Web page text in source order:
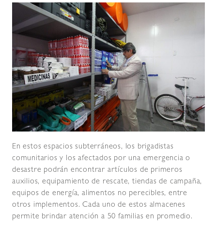
En estos espacios subterráneos, los brigadistas
comunitarios y los afectados por una emergencia o
desastre podrán encontrar artículos de primeros
auxilios, equipamiento de rescate, tiendas de campaña,
equipos de energía, alimentos no perecibles, entre
otros implementos. Cada uno de estos almacenes
permite brindar atención a 50 familias en promedio.